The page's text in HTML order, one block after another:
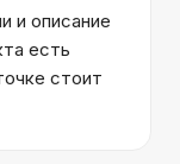
и описание
есть
стоит